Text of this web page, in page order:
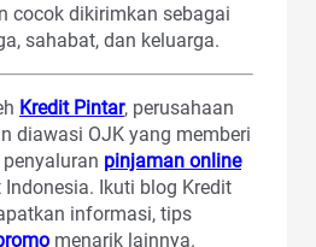
cocok dikirimkan sebagai
sahabat, dan keluarga.
Kredit Pintar, perusahaan
diawasi OJK yang memberi
pinjaman online
Ikuti blog Kredit
informasi, tips
menarik lainnya.